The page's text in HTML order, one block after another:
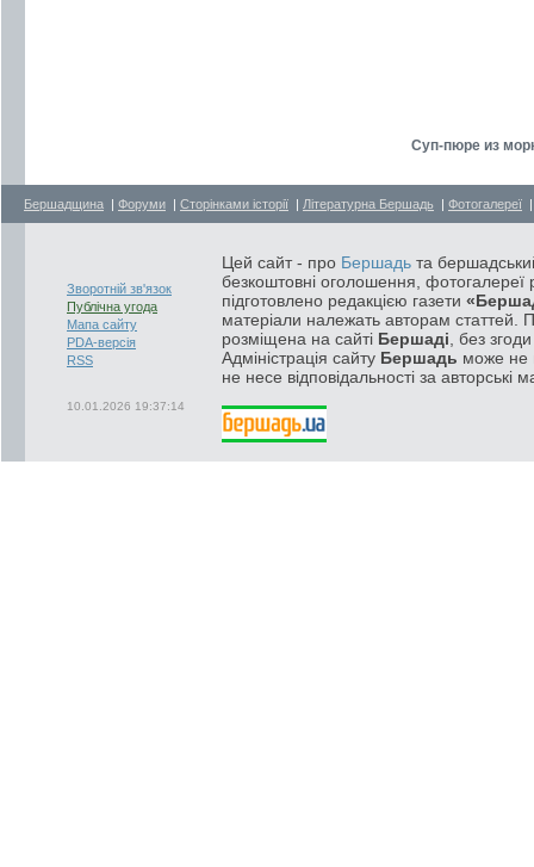
Суп-пюре из
Бершадщина | Форуми | Сторінками історії | Літературна Бершадь | Фотогалереї
Зворотній зв'язок
Публічна угода
Мапа сайту
PDA-версія
RSS
10.01.2026 19:37:14
Цей сайт - про Бершадь та
безкоштовні оголошення, фотогалереї
підготовлено редакцією газети
матеріали належать авторам статтей.
розміщена на сайті Бершаді , без
Адміністрація сайту Бершадь може не
не несе відповідальності за авторські